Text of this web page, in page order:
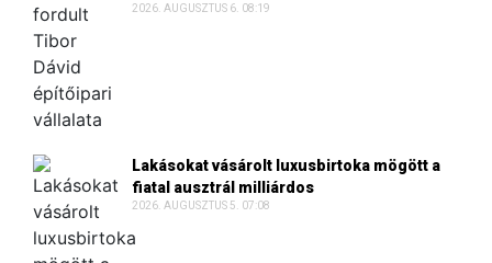
2026. AUGUSZTUS 6. 08:19
Lakásokat vásárolt luxusbirtoka mögött a
fiatal ausztrál milliárdos
2026. AUGUSZTUS 5. 07:08